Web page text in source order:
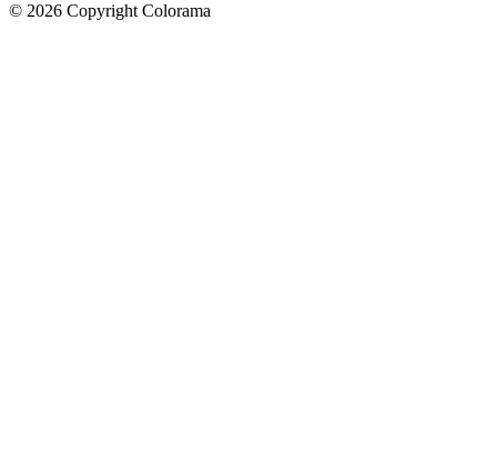
© 2026 Copyright Colorama